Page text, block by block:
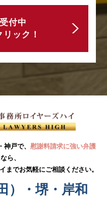
付中
ック！
戸で、 慰謝料請求に強い弁護
ら、
までお気軽にご相談ください。
）・堺・岸和